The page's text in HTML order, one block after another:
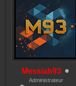
Messiah93
Administrateur